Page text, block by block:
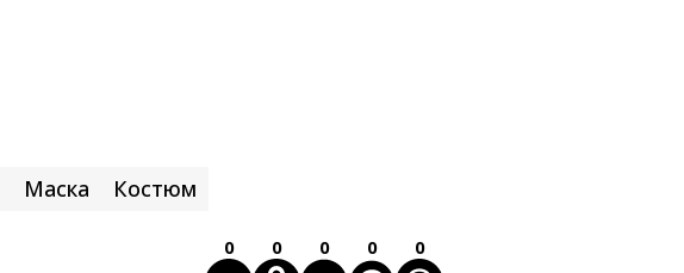
Маска Костюм
0 0 0 0 0